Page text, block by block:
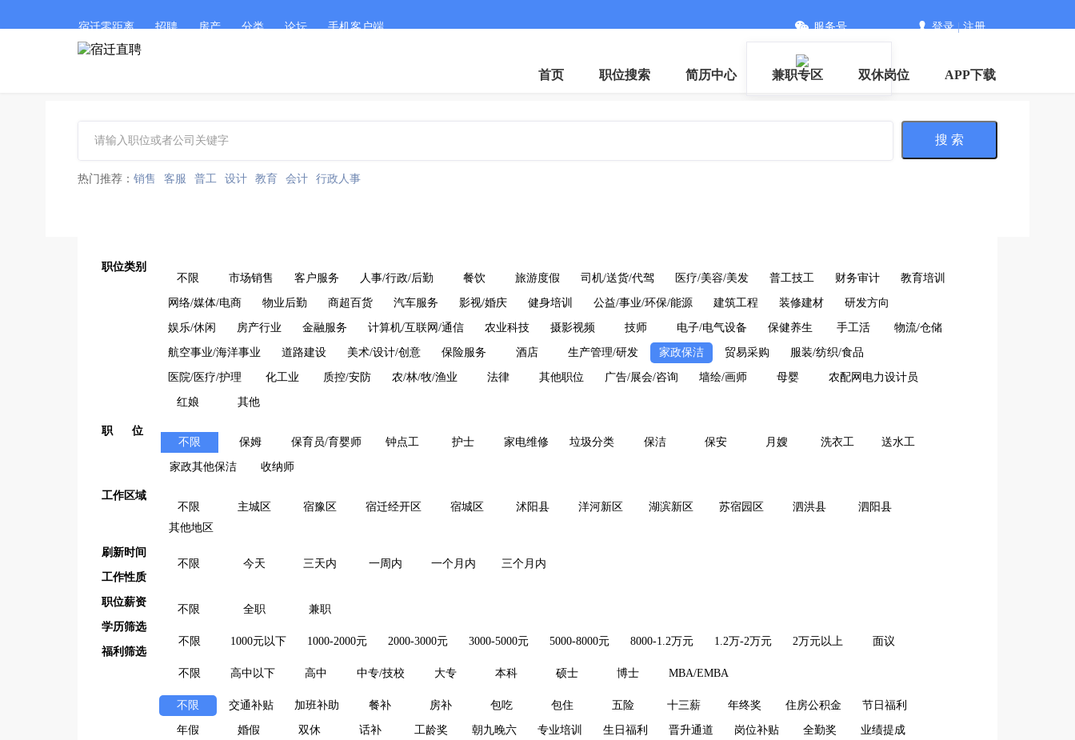
宿迁零距离 招聘 房产 分类 论坛 手机客户端 服务号 登录|注册
首页 职位搜索 简历中心 兼职专区 双休岗位 APP下载
搜 索
热门推荐： 销售 客服 普工 设计 教育 会计 行政人事
职位类别
不限
市场销售 客户服务 人事/行政/后勤 餐饮 旅游度假 司机/送货/代驾 医疗/美容/美发 普工技工 财务审计 教育培训
网络/媒体/电商 物业后勤 商超百货 汽车服务 影视/婚庆 健身培训 公益/事业/环保/能源 建筑工程 装修建材 研发方向
娱乐/休闲 房产行业 金融服务 计算机/互联网/通信 农业科技 摄影视频 技师 电子/电气设备 保健养生 手工活 物流/仓储
航空事业/海洋事业 道路建设 美术/设计/创意 保险服务 酒店 生产管理/研发 家政保洁 贸易采购 服装/纺织/食品
医院/医疗/护理 化工业 质控/安防 农/林/牧/渔业 法律 其他职位 广告/展会/咨询 墙绘/画师 母婴 农配网电力设计员
红娘 其他
职 位
不限
保姆 保育员/育婴师 钟点工 护士 家电维修 垃圾分类 保洁 保安 月嫂 洗衣工 送水工
家政其他保洁 收纳师
工作区域
不限
主城区 宿豫区 宿迁经开区 宿城区 沭阳县 洋河新区 湖滨新区 苏宿园区 泗洪县
泗阳县
其他地区
刷新时间
不限
今天 三天内 一周内 一个月内
三个月内
工作性质
不限 全职 兼职
职位薪资
不限 1000元以下 1000-2000元 2000-3000元 3000-5000元 5000-8000元 8000-1.2万元 1.2万-2万元 2万元以上 面议
学历筛选
不限 高中以下 高中 中专/技校 大专 本科 硕士 博士 MBA/EMBA
福利筛选
不限 交通补贴 加班补助 餐补 房补 包吃 包住 五险 十三薪 年终奖 住房公积金 节日福利
年假 婚假 双休 话补 工龄奖 朝九晚六 专业培训 生日福利 晋升通道 岗位补贴 全勤奖 业绩提成